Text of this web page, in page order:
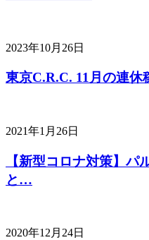
2023年10月26日
東京C.R.C. 11月の連
2021年1月26日
【新型コロナ対策】パ
と…
2020年12月24日